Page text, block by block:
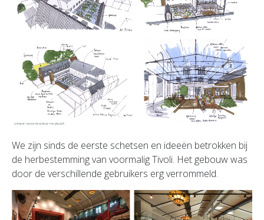
We zijn sinds de eerste schetsen en ideeën betrokken bij
de herbestemming van voormalig Tivoli. Het gebouw was
door de verschillende gebruikers erg verrommeld.